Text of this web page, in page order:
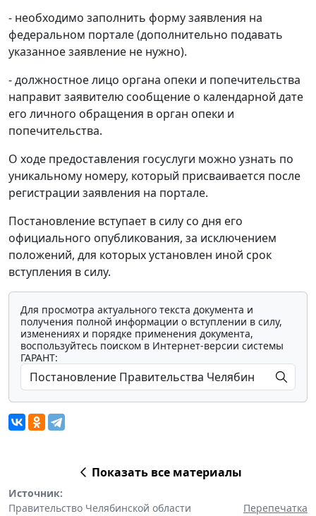
- необходимо заполнить форму заявления на
федеральном портале (дополнительно подавать
указанное заявление не нужно).
- должностное лицо органа опеки и попечительства
направит заявителю сообщение о календарной дате
его личного обращения в орган опеки и
попечительства.
О ходе предоставления госуслуги можно узнать по
уникальному номеру, который присваивается после
регистрации заявления на портале.
Постановление вступает в силу со дня его
официального опубликования, за исключением
положений, для которых установлен иной срок
вступления в силу.
Для просмотра актуального текста документа и
получения полной информации о вступлении в силу,
изменениях и порядке применения документа,
воспользуйтесь поиском в Интернет-версии системы
ГАРАНТ:
Показать все материалы
Источник:
Правительство Челябинской области
Перепечатка